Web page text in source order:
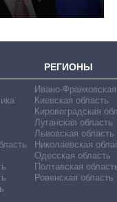
РЕГИОНЫ
Ивано-
Киевская область
Кировоградская
Луганская область
Львовская область
Николаевская
Одесская область
Полтавская
Ровенская область